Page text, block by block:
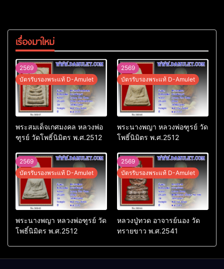
เรื่องมาใหม่
2569
บัตรรับรองพระแท้ D-Amulet
พระสมเด็จเกศมงคล หลวงพ่อ
ฑูรย์ วัดโพธิ์นิมิตร พ.ศ.2512
2569
บัตรรับรองพระแท้ D-Amulet
พระนางพญา หลวงพ่อฑูรย์ วัด
โพธิ์นิมิตร พ.ศ.2512
2569
บัตรรับรองพระแท้ D-Amulet
พระนางพญา หลวงพ่อฑูรย์ วัด
โพธิ์นิมิตร พ.ศ.2512
2569
บัตรรับรองพระแท้ D-Amulet
หลวงปู่ทวด อาจารย์นอง วัด
ทรายขาว พ.ศ.2541